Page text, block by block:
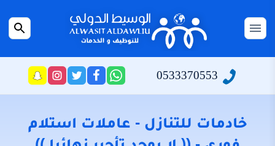
المحتوىالقائمة
الرئيسية
سياسة
من
بحث
0533370553
راسلنا
عبر
تابعنا
على
فيسبوك
تابعنا
على
تويتر
تابعنا
على
انستجرام
خادمات للتنازل - عاملات استلام